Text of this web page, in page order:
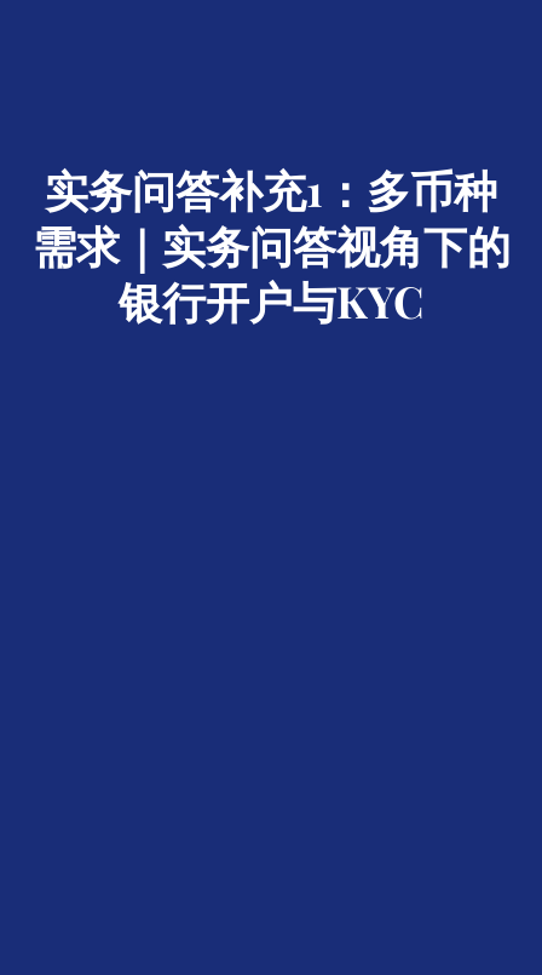
实务问答补充1：多币种
需求｜实务问答视角下的
银行开户与KYC